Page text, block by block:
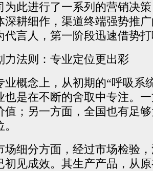
为此进行了一系列的营销决
深耕细作，渠道终端强势推
代言人，第一阶段迅速借势
法则：专业定位更出彩
念上，从初期的“呼吸系
也是在不断的舍取中专注。
值；另一方面，全国也有足
分方面，经过市场检验，
初见成效。其生产产品，从